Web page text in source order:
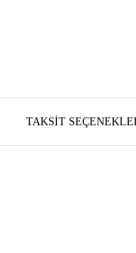
TAKSIT